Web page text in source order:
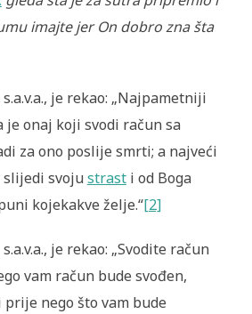
imajte jer On dobro zna šta
s.a.v.a., je rekao: „Najpametniji
je onaj koji svodi račun sa
za ono poslije smrti; a najveći
svojustrasti od Boga
kojekakve želje.“[2]
je rekao: „Svodite račun
vam račun bude svođen,
nego što vam bude